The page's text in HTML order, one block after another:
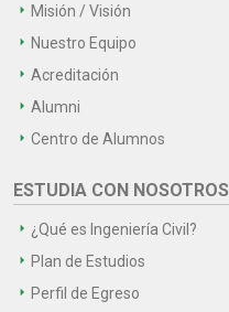
Misión / Visión
Nuestro Equipo
Acreditación
Alumni
Centro de Alumnos
ESTUDIA CON NOSOTROS
¿Qué es Ingeniería Civil?
Plan de Estudios
Perfil de Egreso